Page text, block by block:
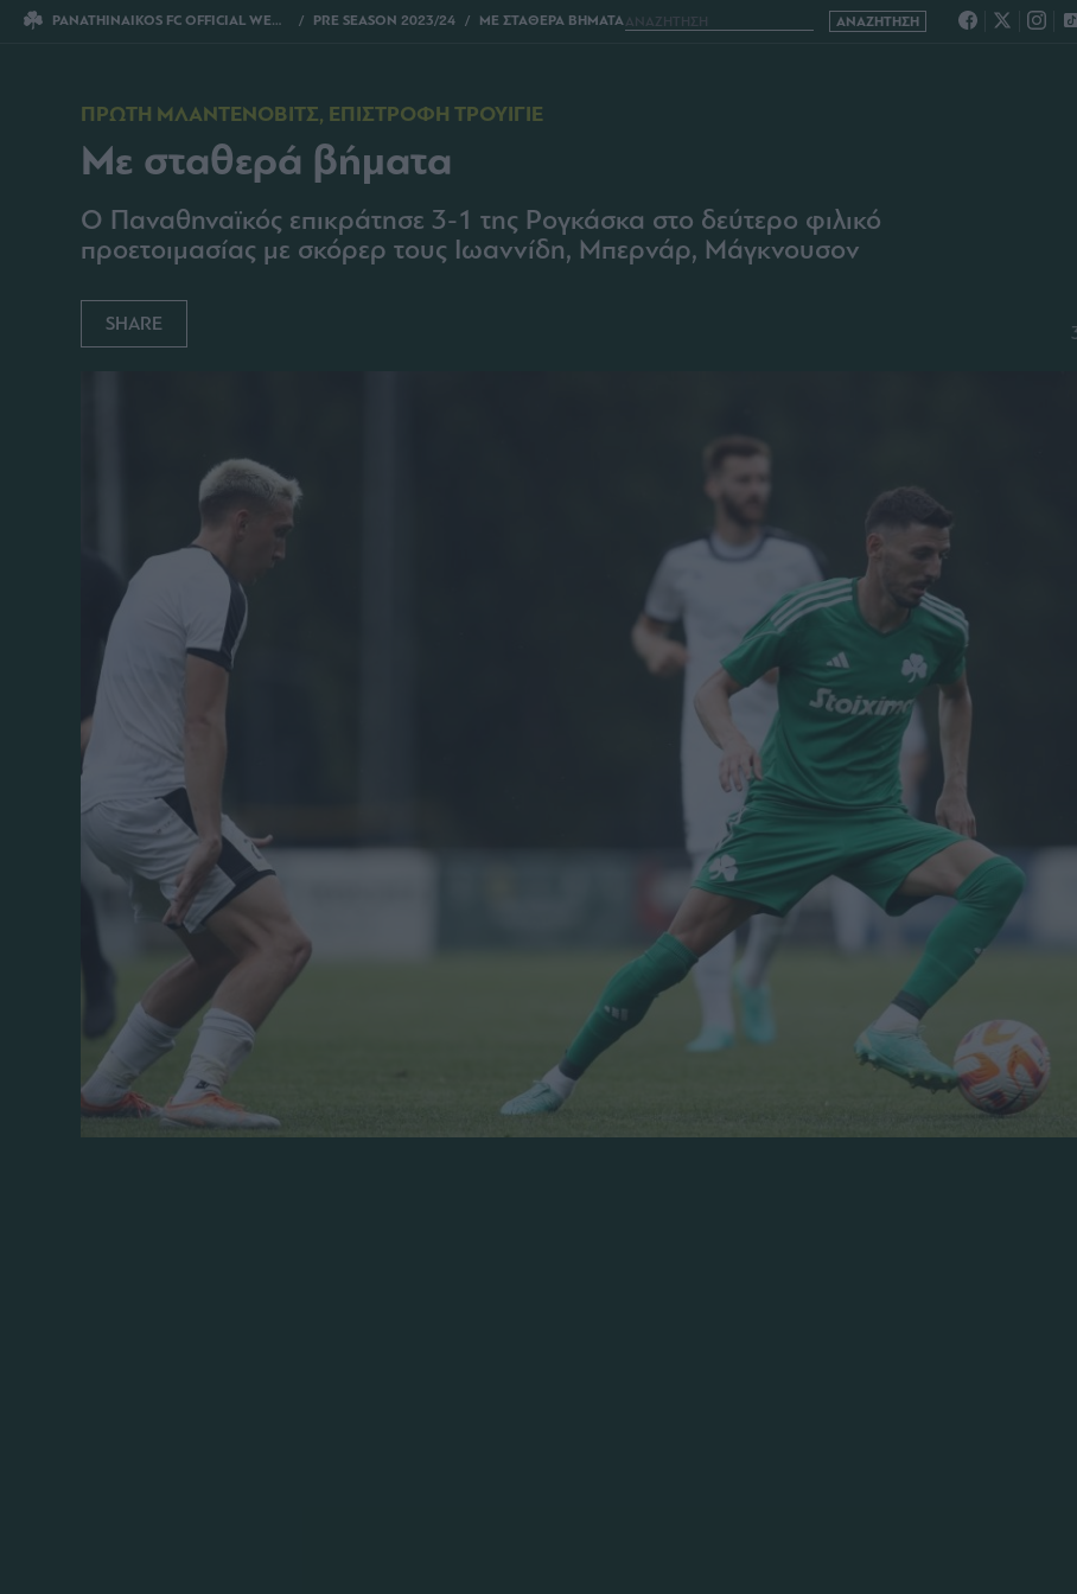
PANATHINAIKOS FC OFFICIAL WEBSITE PRE SEASON 2023/24 ΜΕ ΣΤΑΘΕΡΑ ΒΗΜΑΤΑ
ΠΡΩΤΗ ΜΛΑΝΤΕΝΟΒΙΤΣ, ΕΠΙΣΤΡΟΦΗ ΤΡΟΥΙΓΙΕ
Με σταθερά βήματα
Ο Παναθηναϊκός επικράτησε 3-1 της Ρογκάσκα στο δεύτερο φιλικό
προετοιμασίας με σκόρερ τους Ιωαννίδη, Μπερνάρ, Μάγκνουσον
SHARE